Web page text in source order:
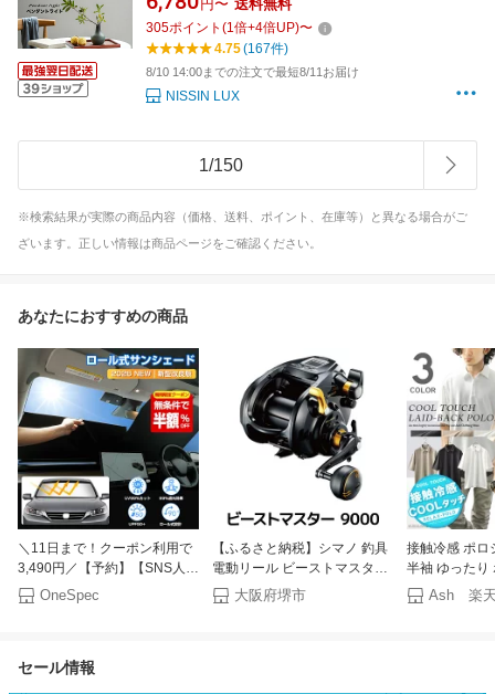
照明 調整 簡単設置 真鍮 スチール クリア グリ
ーン タイルブルー 桜ピンク 照明 ペンダント 天
井 ライト おしゃれ 和風 ライト
円〜 送料無料
305ポイント (1倍+4倍UP)〜
4.75(167件)
8/10 14:00までの注文で最短8/11お届け
NISSIN LUX
1/150
※検索結果が実際の商品内容（価格、送料、ポイント、在庫等）と異なる場合がご
ざいます。正しい情報は商品ページをご確認ください。
あなたにおすすめの商品
＼11日まで！クーポン利用で
3,490円／【予約】【SNS人気
商品】サンシェード 車 フロン
ト 軽自動車 自動車 車用 ロー
よけ 折りたたみ フロントシェ
OneSpec
【ふるさと納税】シマノ 釣具
電動リール ビーストマスター
9000【 釣り 釣り具 リール シ
マノ SHIMANO フィッシング
大阪府堺市
接触冷感 ポロ
半袖 ゆったり
ーバーサイズ
涼しい ひんや
Ash 楽
セール情報